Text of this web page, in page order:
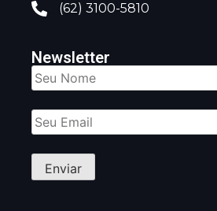
(62) 3100-5810
Newsletter